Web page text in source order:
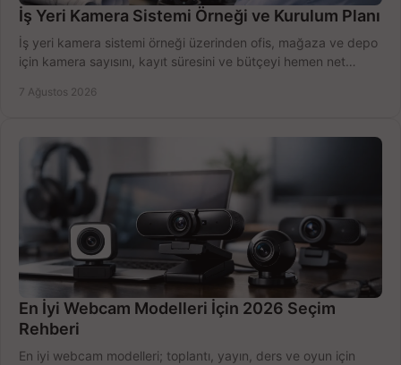
İş Yeri Kamera Sistemi Örneği ve Kurulum Planı
İş yeri kamera sistemi örneği üzerinden ofis, mağaza ve depo
için kamera sayısını, kayıt süresini ve bütçeyi hemen net
7 Ağustos 2026
En İyi Webcam Modelleri İçin 2026 Seçim
Rehberi
En iyi webcam modelleri; toplantı, yayın, ders ve oyun için